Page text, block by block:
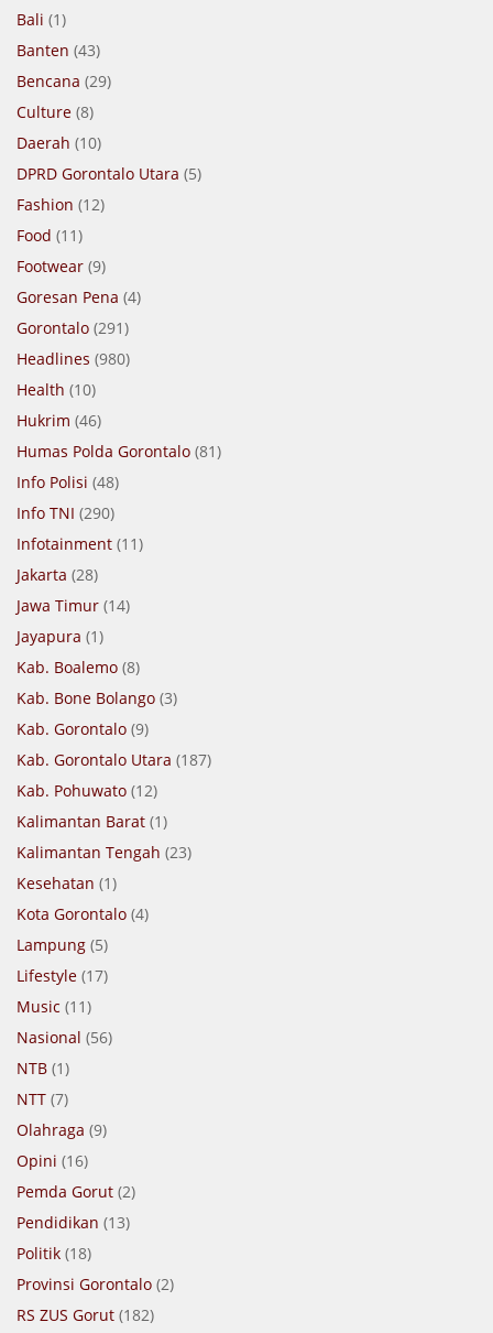
Bali (1)
Banten (43)
Bencana (29)
Culture (8)
Daerah (10)
DPRD Gorontalo Utara (5)
Fashion (12)
Food (11)
Footwear (9)
Goresan Pena (4)
Gorontalo (291)
Headlines (980)
Health (10)
Hukrim (46)
Humas Polda Gorontalo (81)
Info Polisi (48)
Info TNI (290)
Infotainment (11)
Jakarta (28)
Jawa Timur (14)
Jayapura (1)
Kab. Boalemo (8)
Kab. Bone Bolango (3)
Kab. Gorontalo (9)
Kab. Gorontalo Utara (187)
Kab. Pohuwato (12)
Kalimantan Barat (1)
Kalimantan Tengah (23)
Kesehatan (1)
Kota Gorontalo (4)
Lampung (5)
Lifestyle (17)
Music (11)
Nasional (56)
NTB (1)
NTT (7)
Olahraga (9)
Opini (16)
Pemda Gorut (2)
Pendidikan (13)
Politik (18)
Provinsi Gorontalo (2)
RS ZUS Gorut (182)